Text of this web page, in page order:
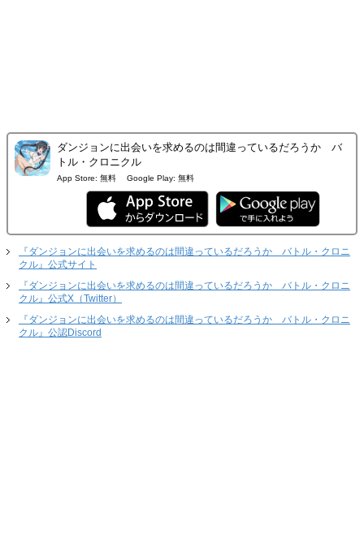
ダンジョンに出会いを求めるのは間違っているだろうか バ
トル・クロニクル
App Store: 無料 Google Play: 無料
『ダンジョンに出会いを求めるのは間違っているだろうか バトル・クロニ
クル』公式サイト
『ダンジョンに出会いを求めるのは間違っているだろうか バトル・クロニ
クル』公式X（Twitter）
『ダンジョンに出会いを求めるのは間違っているだろうか バトル・クロニ
クル』公認Discord